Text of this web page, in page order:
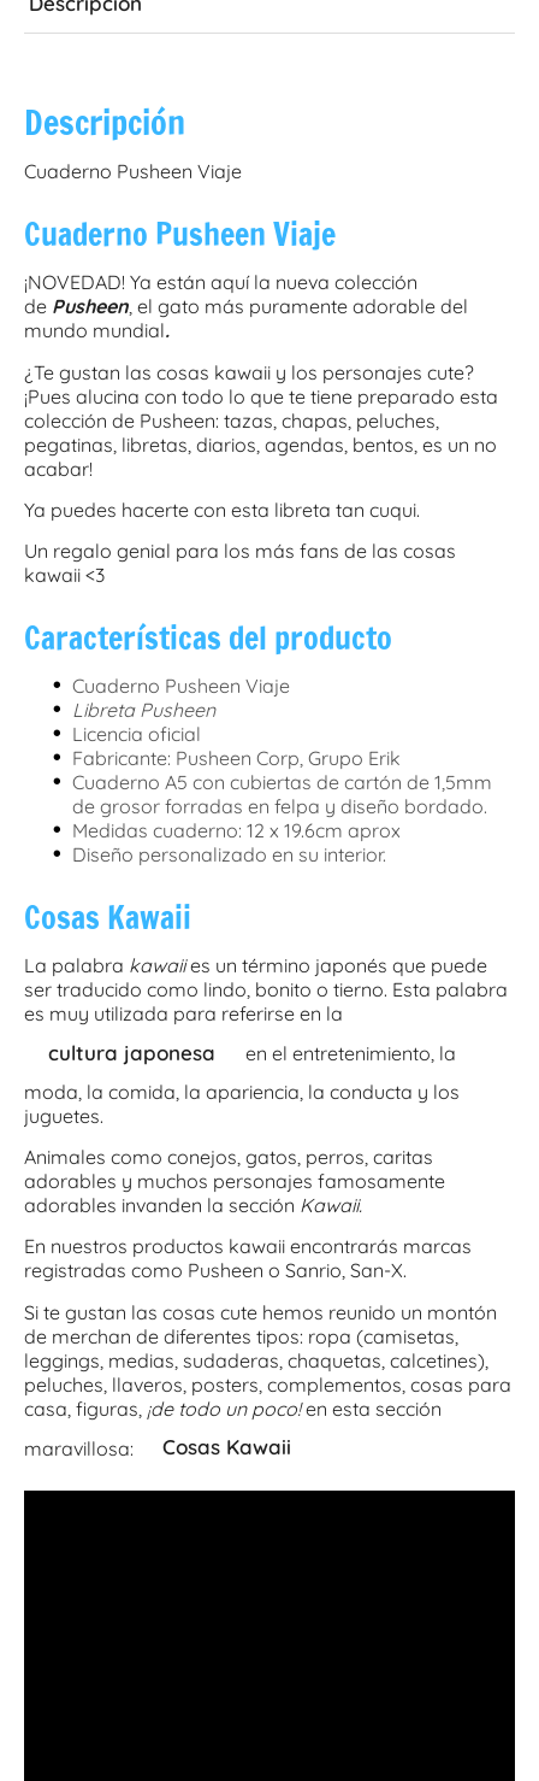
Descripción
Cuaderno Pusheen Viaje
Cuaderno Pusheen Viaje
¡NOVEDAD! Ya están aquí la nueva colección
de Pusheen, el gato más puramente adorable del
mundo mundial.
¿Te gustan las cosas kawaii y los personajes cute?
¡Pues alucina con todo lo que te tiene preparado esta
colección de Pusheen: tazas, chapas, peluches,
pegatinas, libretas, diarios, agendas, bentos, es un no
acabar!
Ya puedes hacerte con esta libreta tan cuqui.
Un regalo genial para los más fans de las cosas
kawaii <3
Características del producto
• Cuaderno Pusheen Viaje
• Libreta Pusheen
• Licencia oficial
• Fabricante: Pusheen Corp, Grupo Erik
• Cuaderno A5 con cubiertas de cartón de 1,5mm
de grosor forradas en felpa y diseño bordado.
• Medidas cuaderno: 12 x 19.6cm aprox
• Diseño personalizado en su interior.
Cosas Kawaii
La palabra kawaiies un término japonés que puede
ser traducido como lindo, bonito o tierno. Esta palabra
es muy utilizada para referirse en la
cultura japonesa
en el entretenimiento, la
moda, la comida, la apariencia, la conducta y los
juguetes.
Animales como conejos, gatos, perros, caritas
adorables y muchos personajes famosamente
adorables invanden la sección Kawaii.
En nuestros productos kawaii encontrarás marcas
registradas como Pusheen o Sanrio, San-X.
Si te gustan las cosas cute hemos reunido un montón
de merchan de diferentes tipos: ropa (camisetas,
leggings, medias, sudaderas, chaquetas, calcetines),
peluches, llaveros, posters, complementos, cosas para
casa, figuras, ¡de todo un poco!en esta sección
maravillosa:
Cosas Kawaii